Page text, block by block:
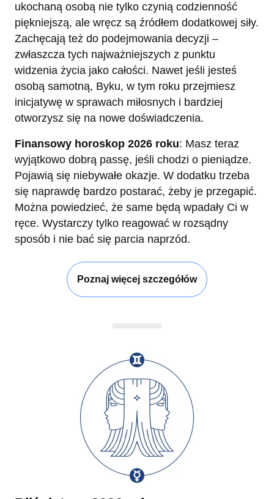
ukochaną osobą nie tylko czynią codzienność
piękniejszą, ale wręcz są źródłem dodatkowej siły.
Zachęcają też do podejmowania decyzji –
zwłaszcza tych najważniejszych z punktu
widzenia życia jako całości. Nawet jeśli jesteś
osobą samotną, Byku, w tym roku przejmiesz
inicjatywę w sprawach miłosnych i bardziej
otworzysz się na nowe doświadczenia.
Finansowy horoskop 2026 roku: Masz teraz
wyjątkowo dobrą passę, jeśli chodzi o pieniądze.
Pojawią się niebywałe okazje. W dodatku trzeba
się naprawdę bardzo postarać, żeby je przegapić.
Można powiedzieć, że same będą wpadały Ci w
ręce. Wystarczy tylko reagować w rozsądny
sposób i nie bać się parcia naprzód.
Poznaj więcej szczegółów